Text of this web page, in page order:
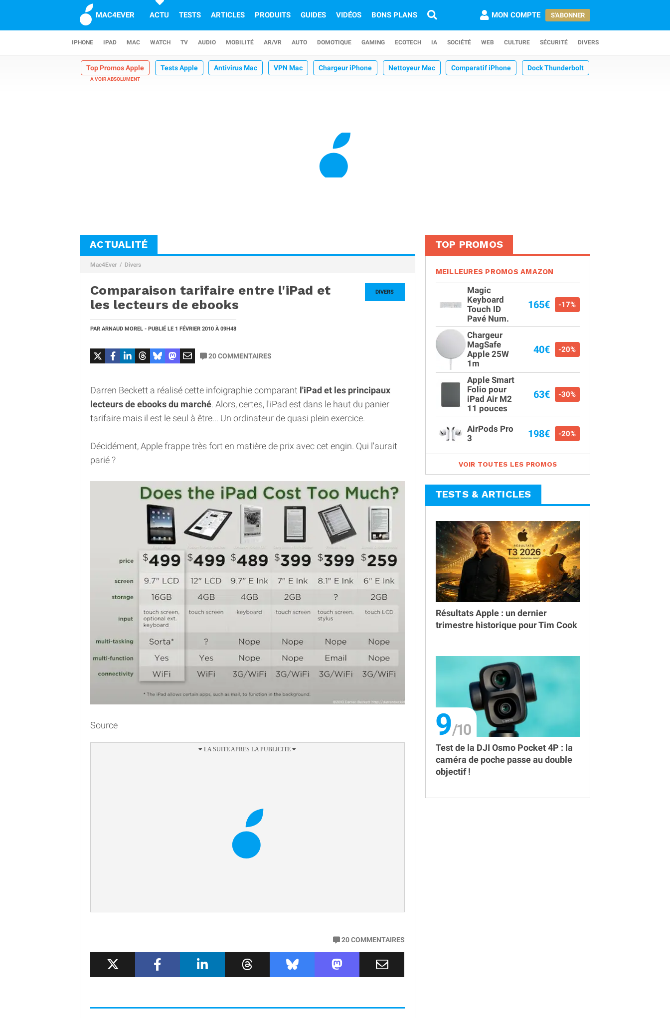
MAC4EVER ACTU TESTS ARTICLES PRODUITS GUIDES VIDÉOS BONS PLANS MON COMPTE S'ABONNER
IPHONE IPAD MAC WATCH TV AUDIO MOBILITÉ AR/VR AUTO DOMOTIQUE GAMING ECOTECH IA SOCIÉTÉ WEB CULTURE SÉCURITÉ DIVERS
Top Promos Apple Tests Apple Antivirus Mac VPN Mac Chargeur iPhone Nettoyeur Mac Comparatif iPhone Dock Thunderbolt
ACTUALITÉ
Mac4Ever Divers
DIVERS
Comparaison tarifaire entre l'iPad et
les lecteurs de ebooks
PAR ARNAUD MOREL - PUBLIÉ LE 1 FÉVRIER 2010 À 09H48
20COMMENTAIRES
Darren Beckett a réalisé cette infoigraphie comparant l'iPad et les principaux
lecteurs de ebooks du marché. Alors, certes, l'iPad est dans le haut du panier
tarifaire mais il est le seul à être... Un ordinateur de quasi plein exercice.
Décidément, Apple frappe très fort en matière de prix avec cet engin. Qui l'aurait
parié ?
Source
20COMMENTAIRES
TOP PROMOS
MEILLEURES PROMOS AMAZON
Magic
Keyboard
Touch ID
Pavé Num.
165€ -17%
Chargeur
MagSafe
Apple 25W
1m
40€ -20%
Apple Smart
Folio pour
iPad Air M2
11 pouces
63€ -30%
AirPods Pro
3
198€ -20%
VOIR TOUTES LES PROMOS
TESTS & ARTICLES
Résultats Apple : un dernier
trimestre historique pour Tim Cook
9
Test de la DJI Osmo Pocket 4P : la
caméra de poche passe au double
objectif !